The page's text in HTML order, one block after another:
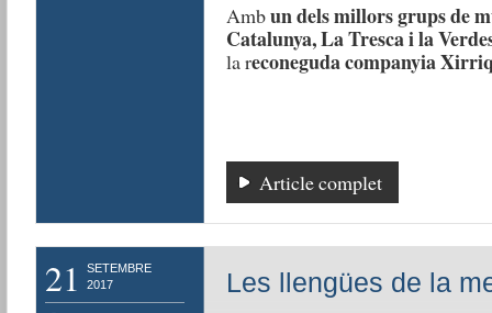
Ambun dels millors grups de
Catalunya, La Tresca i la
la reconeguda companyia
Article complet
21
SETEMBRE
2017
Les llengües de la